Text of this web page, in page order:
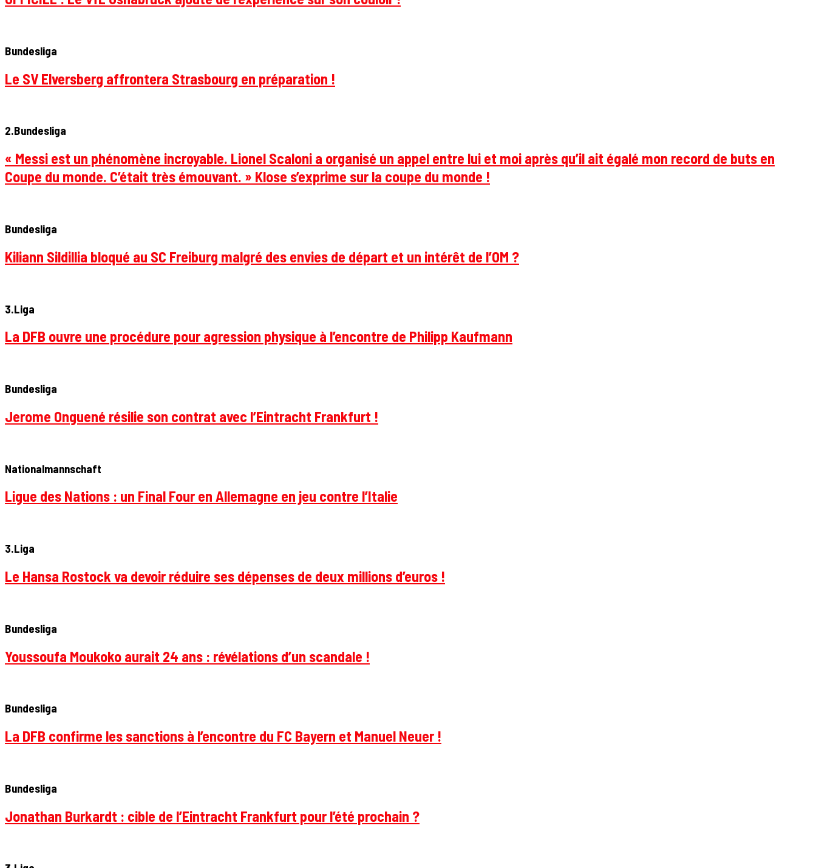
Bundesliga
Le SV Elversberg affrontera Strasbourg en préparation !
2.Bundesliga
« Messi est un phénomène incroyable. Lionel Scaloni a organisé un appel entre lui et moi après qu’il ait égalé mon record de buts en
Coupe du monde. C’était très émouvant. » Klose s’exprime sur la coupe du monde !
Bundesliga
Kiliann Sildillia bloqué au SC Freiburg malgré des envies de départ et un intérêt de l’OM ?
3.Liga
La DFB ouvre une procédure pour agression physique à l’encontre de Philipp Kaufmann
Bundesliga
Jerome Onguené résilie son contrat avec l’Eintracht Frankfurt !
Nationalmannschaft
Ligue des Nations : un Final Four en Allemagne en jeu contre l’Italie
3.Liga
Le Hansa Rostock va devoir réduire ses dépenses de deux millions d’euros !
Bundesliga
Youssoufa Moukoko aurait 24 ans : révélations d’un scandale !
Bundesliga
La DFB confirme les sanctions à l’encontre du FC Bayern et Manuel Neuer !
Bundesliga
Jonathan Burkardt : cible de l’Eintracht Frankfurt pour l’été prochain ?